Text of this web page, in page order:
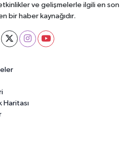
ve gelişmelerle ilgili en son
bir haber kaynağıdır.
Haritası